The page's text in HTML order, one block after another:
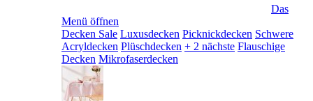
Das
Menü öffnen
Decken Sale Luxusdecken Picknickdecken Schwere
Acryldecken Plüschdecken + 2 nächste Flauschige
Decken Mikrofaserdecken